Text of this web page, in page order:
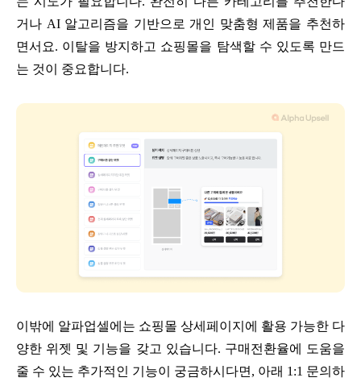
거나 AI 알고리즘을 기반으로 개인 맞춤형 제품을 추천하
면서요. 이탈을 방지하고 쇼핑몰을 탐색할 수 있도록 만드
는 것이 중요합니다.
이밖에 알파업셀에는 쇼핑몰 상세페이지에 활용 가능한 다
양한 위젯 및 기능을 갖고 있습니다. 구매전환율에 도움을
줄 수 있는 추가적인 기능이 궁금하시다면, 아래 1:1 문의하